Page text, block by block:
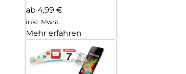
ab 4,99 €
inkl. MwSt.
Mehr erfahren